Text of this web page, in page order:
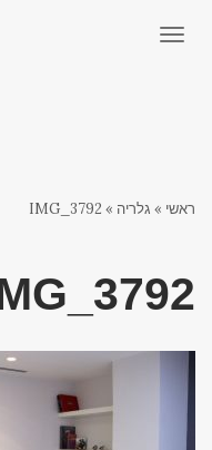
תפריט
ראשי » גלריה »
IMG_3792